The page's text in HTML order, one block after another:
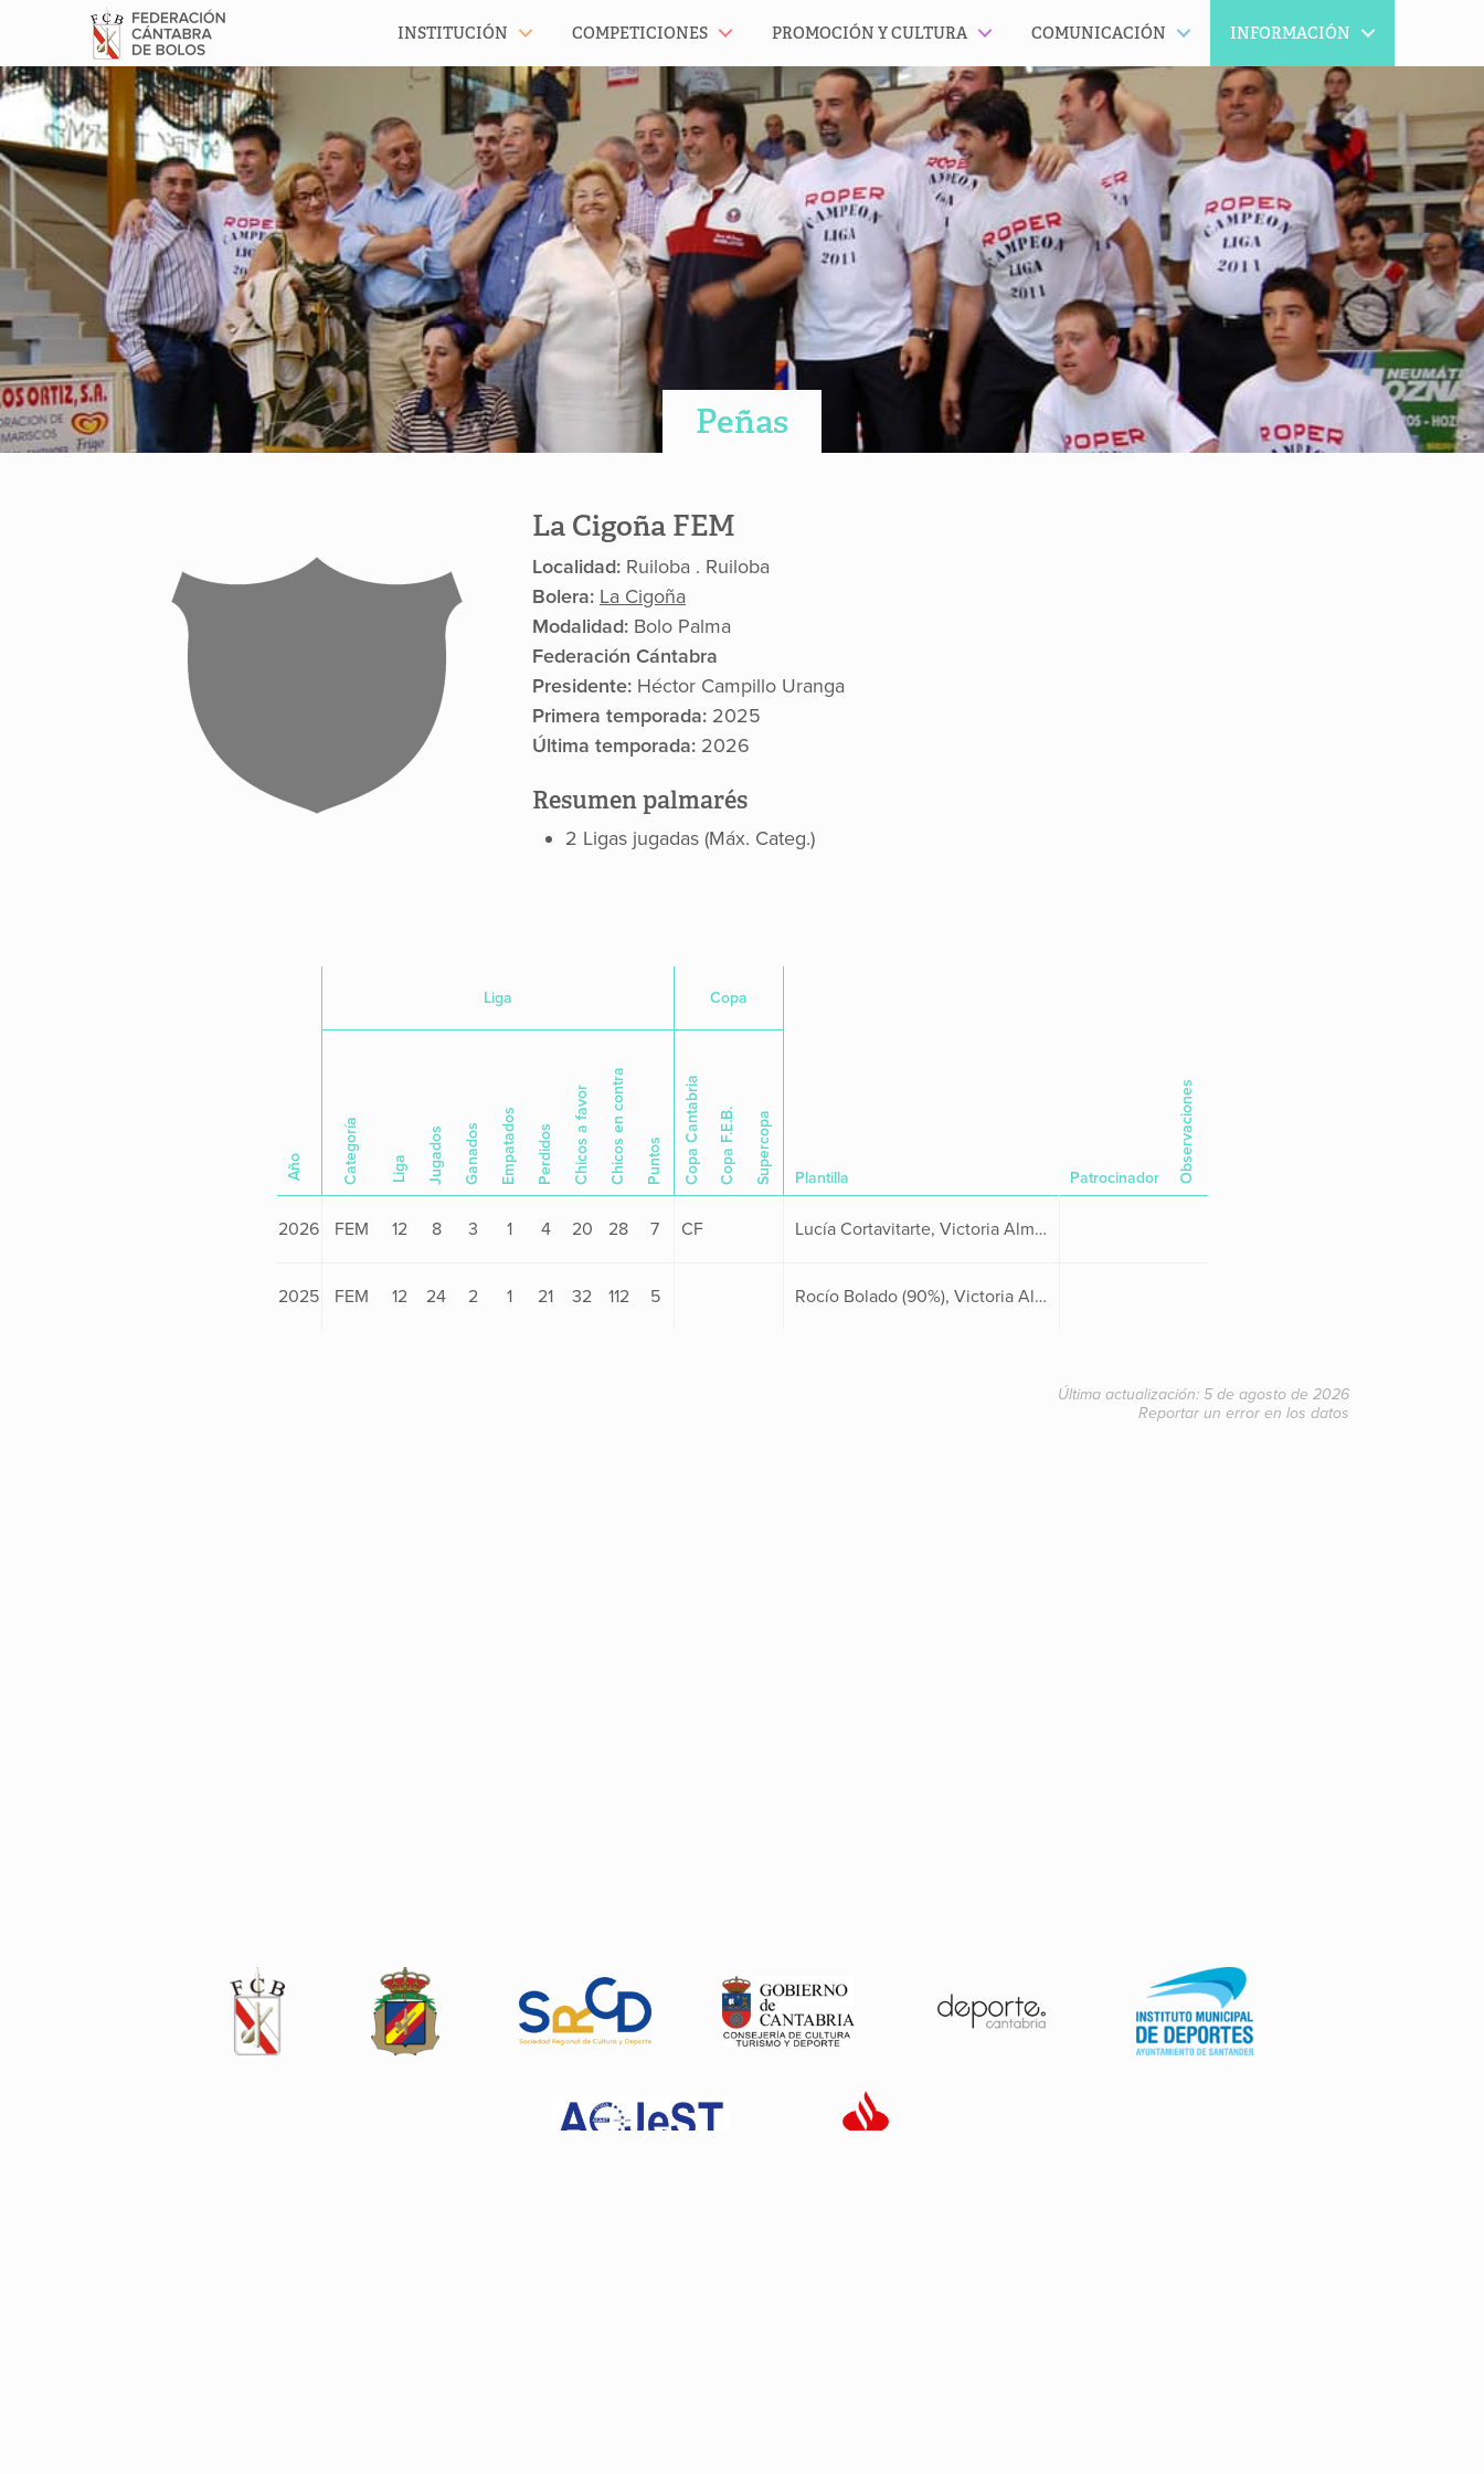
INSTITUCIÓN COMPETICIONES PROMOCIÓN Y CULTURA COMUNICACIÓN INFORMACIÓN
Peñas
La Cigoña FEM
Localidad: Ruiloba . Ruiloba
Bolera: La Cigoña
Modalidad: Bolo Palma
Federación Cántabra
Presidente: Héctor Campillo Uranga
Primera temporada: 2025
Última temporada: 2026
Resumen palmarés
2 Ligas jugadas (Máx. Categ.)
Liga Copa
Año Categoría Liga Jugados Ganados Empatados Perdidos Chicos a favor Chicos en contra Puntos Copa Cantabria Copa F.E.B. Supercopa Plantilla Patrocinador Observaciones
2026 FEM 12 8 3 1 4 20 28 7 CF Lucía Cortavitarte, Victoria Almagro, Carlota Dosal, Elsa Ibáñez, Naiara García y Paula Blanco
2025 FEM 12 24 2 1 21 32 112 5 Rocío Bolado (90%), Victoria Almagro (89), Lucía Cortavitarte (88), Gloria Lamadrid (76), Esther Herrá (49) y Naiara García (8)
Última actualización: 5 de agosto de 2026
Reportar un error en los datos